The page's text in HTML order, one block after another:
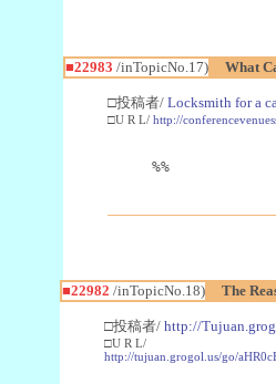
■22983 /inTopicNo.17) What
□投稿者/ Locksmith for a
□U R L/ http://
%%
■22982 /inTopicNo.18) The
□投稿者/ http://
□U R L/
http://tujuan.grogol.us/go/